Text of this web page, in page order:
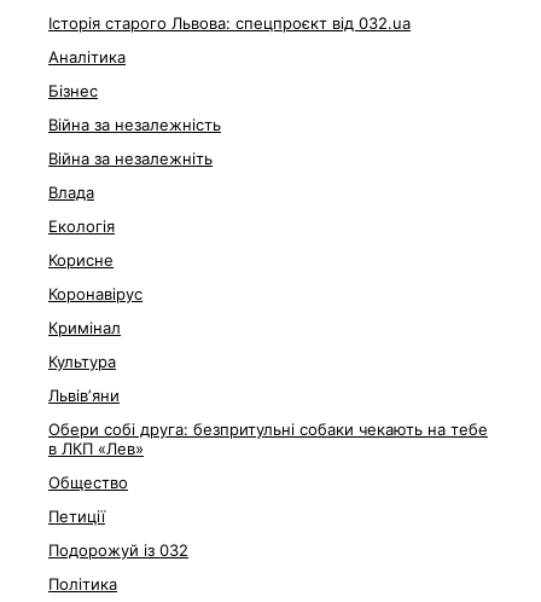
Історія старого Львова: спецпроєкт від 032.ua
Аналітика
Бізнес
Війна за незалежність
Війна за незалежніть
Влада
Екологія
Корисне
Коронавірус
Кримінал
Культура
Львівʼяни
Обери собі друга: безпритульні собаки чекають на тебе
в ЛКП «Лев»
Общество
Петиції
Подорожуй із 032
Політика